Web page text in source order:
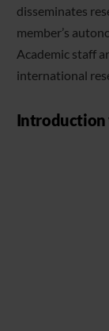
disseminates
member’s
Academic staff
international
Introduction